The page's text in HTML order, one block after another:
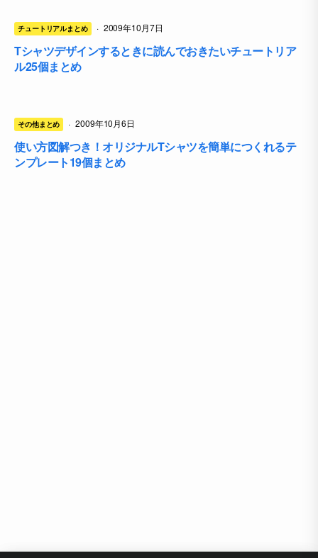
チュートリアルまとめ · 2009年10月7日
Tシャツデザインするときに読んでおきたいチュートリア
ル25個まとめ
その他まとめ · 2009年10月6日
使い方図解つき！オリジナルTシャツを簡単につくれるテ
ンプレート19個まとめ